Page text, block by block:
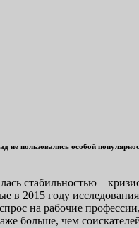
не пользовались особой
стабильностью –
в 2015 году
на рабочие
больше, чем